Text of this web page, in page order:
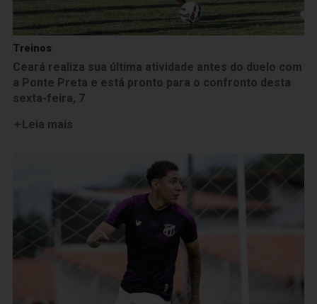
Treinos
Ceará realiza sua última atividade antes do duelo com
a Ponte Preta e está pronto para o confronto desta
sexta-feira, 7
Leia mais